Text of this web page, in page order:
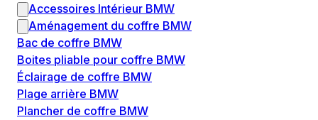
Accessoires Intérieur BMW
Aménagement du coffre BMW
Bac de coffre BMW
Boites pliable pour coffre BMW
Éclairage de coffre BMW
Plage arrière BMW
Plancher de coffre BMW